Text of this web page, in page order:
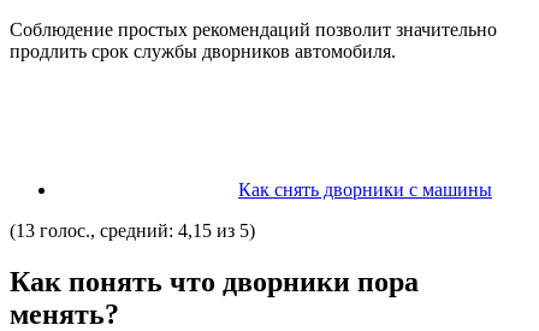
Соблюдение простых рекомендаций позволит значительно
продлить срок службы дворников автомобиля.
Как снять дворники с машины
(13 голос., средний: 4,15 из 5)
Как понять что дворники пора
менять?